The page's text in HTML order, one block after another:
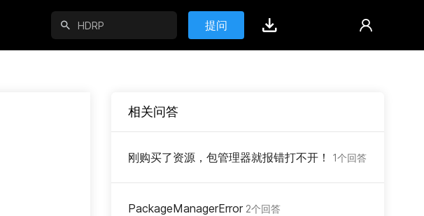
提问
相关问答
刚购买了资源，包管理器就报错打不开！ 1个回答
PackageManagerError 2个回答